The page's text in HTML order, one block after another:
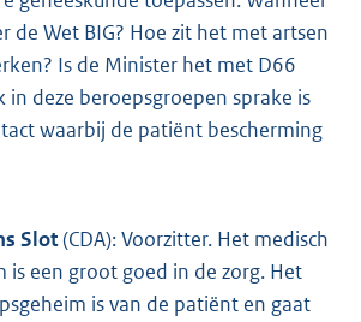
de Wet BIG? Hoe zit het met artsen
Is de Minister het met D66
in deze beroepsgroepen sprake is
waarbij de patiënt bescherming
Slot(CDA): Voorzitter. Het medisch
is een groot goed in de zorg. Het
is van de patiënt en gaat